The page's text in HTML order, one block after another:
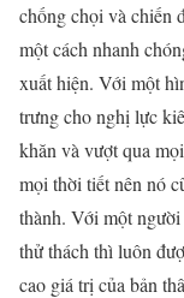
chống chọi và chiến
một cách nhanh
xuất hiện. Với một
trưng cho nghị lực
khăn và vượt qua
mọi thời tiết nên nó
thành. Với một
thử thách thì luôn
cao giá trị của bản